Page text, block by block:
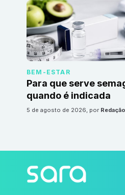
BEM-ESTAR
Para que serve
quando é indicada
5 de agosto de 2026, por